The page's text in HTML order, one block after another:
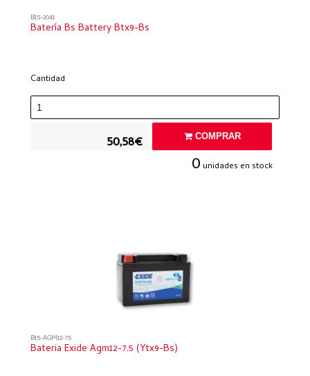
B15-2041
Batería Bs Battery Btx9-Bs
Cantidad
50,58€ COMPRAR
0 unidades en stock
B15-AGM12-75
Bateria Exide Agm12-7.5 (ytx9-Bs)